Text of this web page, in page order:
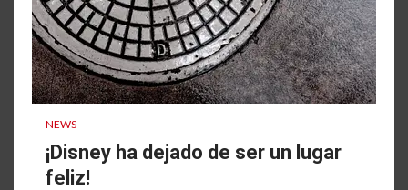
NEWS
¡Disney ha dejado de ser un lugar
feliz!